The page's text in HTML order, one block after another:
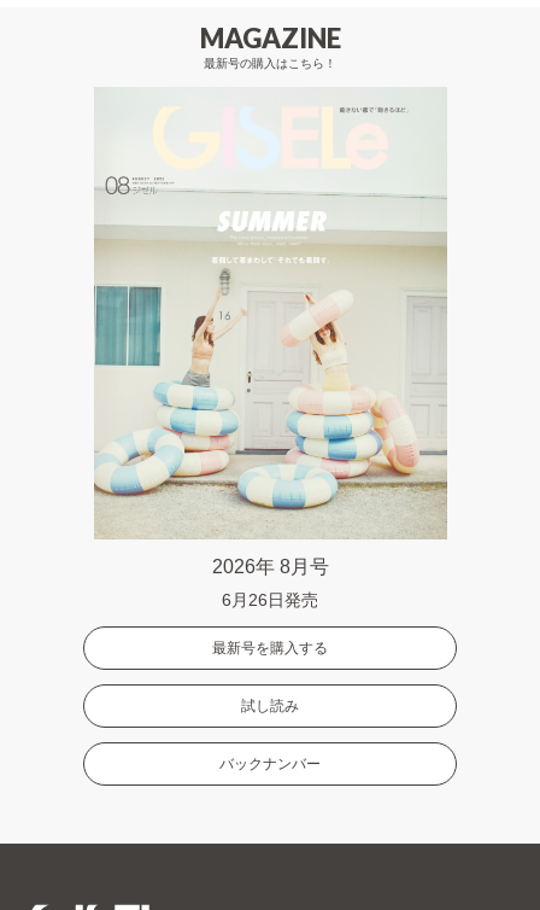
MAGAZINE
最新号の購入はこちら！
2026年 8月号
6月26日発売
最新号を購入する
試し読み
バックナンバー